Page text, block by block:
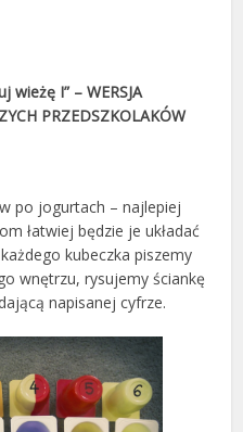
wieżę I” – WERSJA
PRZEDSZKOLAKÓW
po jogurtach – najlepiej
łatwiej będzie je układać
kubeczka piszemy
wnętrzu, rysujemy ściankę
napisanej cyfrze.